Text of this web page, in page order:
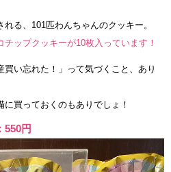
る、101匹わんちゃんのクッキー。
ップクッキーが10枚入っています！
い忘れた！」って気づくこと、あり
買っておくのもありでしょ！
円